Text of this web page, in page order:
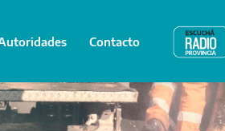
Contacto Radio